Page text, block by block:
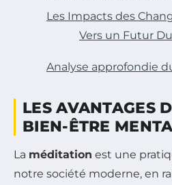
Les Impacts des
Vers un Futur
Analyse approfondie
LES AVANTAGES
BIEN-ÊTRE
La méditation est une
notre société moderne, en